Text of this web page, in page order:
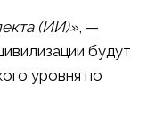
(ИИ)», —
будут
уровня по